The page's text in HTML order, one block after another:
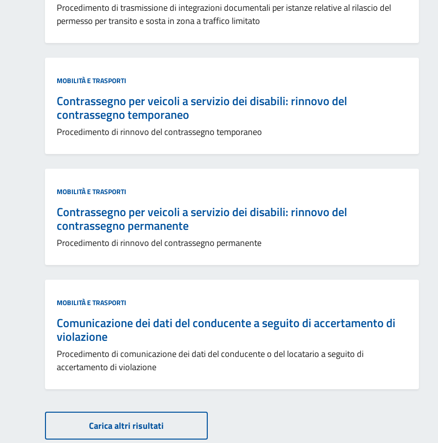
Procedimento di trasmissione di integrazioni documentali per istanze relative al rilascio del
permesso per transito e sosta in zona a traffico limitato
MOBILITÀ E TRASPORTI
Contrassegno per veicoli a servizio dei disabili: rinnovo del
contrassegno temporaneo
Procedimento di rinnovo del contrassegno temporaneo
MOBILITÀ E TRASPORTI
Contrassegno per veicoli a servizio dei disabili: rinnovo del
contrassegno permanente
Procedimento di rinnovo del contrassegno permanente
MOBILITÀ E TRASPORTI
Comunicazione dei dati del conducente a seguito di accertamento di
violazione
Procedimento di comunicazione dei dati del conducente o del locatario a seguito di
accertamento di violazione
Carica altri risultati